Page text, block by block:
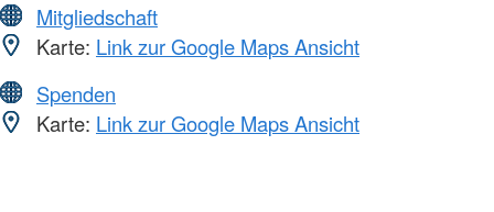
Mitgliedschaft
Karte: Link zur Google Maps Ansicht
Spenden
Karte: Link zur Google Maps Ansicht